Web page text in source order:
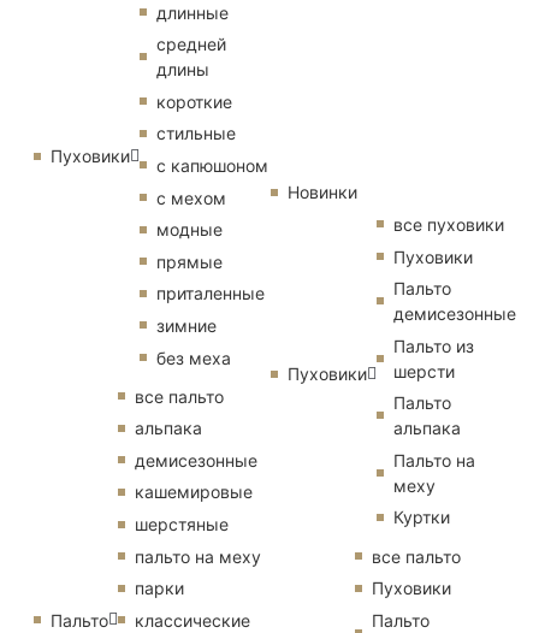
Пуховики
длинные
средней
длины
короткие
стильные
с капюшоном
с мехом
модные
прямые
приталенные
зимние
без меха
Пальто
все пальто
альпака
демисезонные
кашемировые
шерстяные
пальто на меху
парки
классические
Новинки
Пуховики
все пуховики
Пуховики
Пальто
демисезонные
Пальто из
шерсти
Пальто
альпака
Пальто на
меху
Куртки
все пальто
Пуховики
Пальто